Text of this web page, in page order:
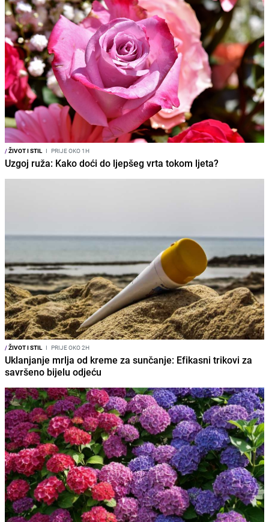
/ŽIVOT I STIL I PRIJE OKO 1H
Uzgoj ruža: Kako doći do ljepšeg vrta tokom ljeta?
/ŽIVOT I STIL I PRIJE OKO 2H
Uklanjanje mrlja od kreme za sunčanje: Efikasni trikovi za
savršeno bijelu odjeću